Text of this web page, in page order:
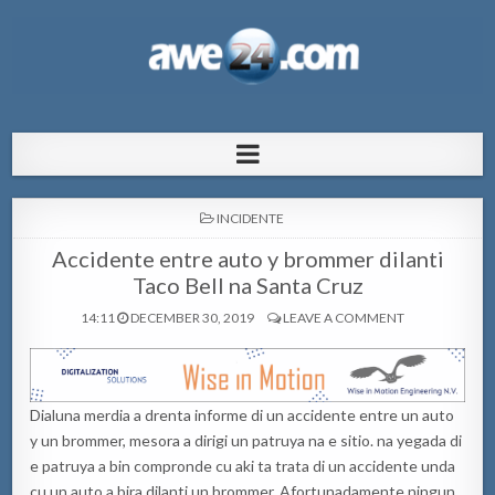
pa Aruba
POSTED
INCIDENTE
Accidente entre auto y brommer dilanti
Taco Bell na Santa Cruz
14:11 DECEMBER 30, 2019 LEAVE A COMMENT
Dialuna merdia a drenta informe di un accidente entre un auto
y un brommer, mesora a dirigi un patruya na e sitio. na yegada di
e patruya a bin compronde cu aki ta trata di un accidente unda
cu un auto a bira dilanti un brommer. Afortunadamente ningun